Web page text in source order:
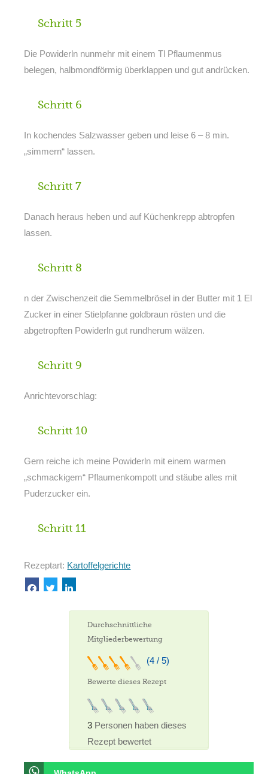
Schritt 5
Die Powiderln nunmehr mit einem Tl Pflaumenmus
belegen, halbmondförmig überklappen und gut andrücken.
Schritt 6
In kochendes Salzwasser geben und leise 6 – 8 min.
„simmern“ lassen.
Schritt 7
Danach heraus heben und auf Küchenkrepp abtropfen
lassen.
Schritt 8
n der Zwischenzeit die Semmelbrösel in der Butter mit 1 El
Zucker in einer Stielpfanne goldbraun rösten und die
abgetropften Powiderln gut rundherum wälzen.
Schritt 9
Anrichtevorschlag:
Schritt 10
Gern reiche ich meine Powiderln mit einem warmen
„schmackigem“ Pflaumenkompott und stäube alles mit
Puderzucker ein.
Schritt 11
Rezeptart: Kartoffelgerichte
Durchschnittliche
Mitgliederbewertung
(4 / 5)
Bewerte dieses Rezept
3 Personen haben dieses
Rezept bewertet